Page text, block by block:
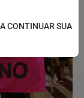
CONTINUAR SUA